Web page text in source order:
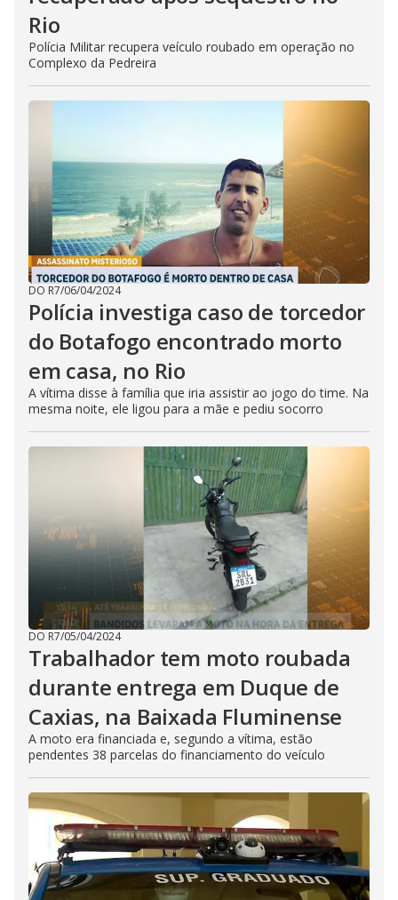
Rio
Polícia Militar recupera veículo roubado em operação no
Complexo da Pedreira
DO R7/06/04/2024
Polícia investiga caso de torcedor
do Botafogo encontrado morto
em casa, no Rio
A vítima disse à família que iria assistir ao jogo do time. Na
mesma noite, ele ligou para a mãe e pediu socorro
DO R7/05/04/2024
Trabalhador tem moto roubada
durante entrega em Duque de
Caxias, na Baixada Fluminense
A moto era financiada e, segundo a vítima, estão
pendentes 38 parcelas do financiamento do veículo